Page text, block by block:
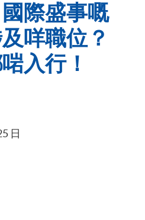
際盛事嘅
咩職位？
入行！
日